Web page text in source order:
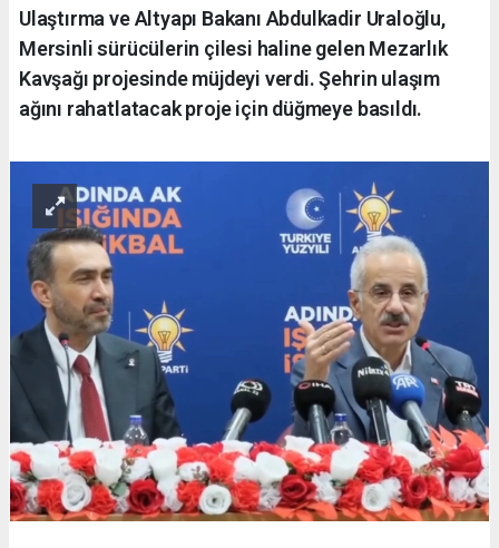
Ulaştırma ve Altyapı Bakanı Abdulkadir Uraloğlu,
Mersinli sürücülerin çilesi haline gelen Mezarlık
Kavşağı projesinde müjdeyi verdi. Şehrin ulaşım
ağını rahatlatacak proje için düğmeye basıldı.